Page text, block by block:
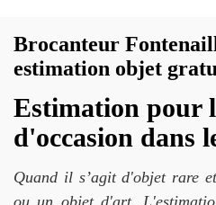
Brocanteur
estimation objet
Estimation pour
d'occasion dans
Quand il s’agit d'objet rare
ou un objet d'art.